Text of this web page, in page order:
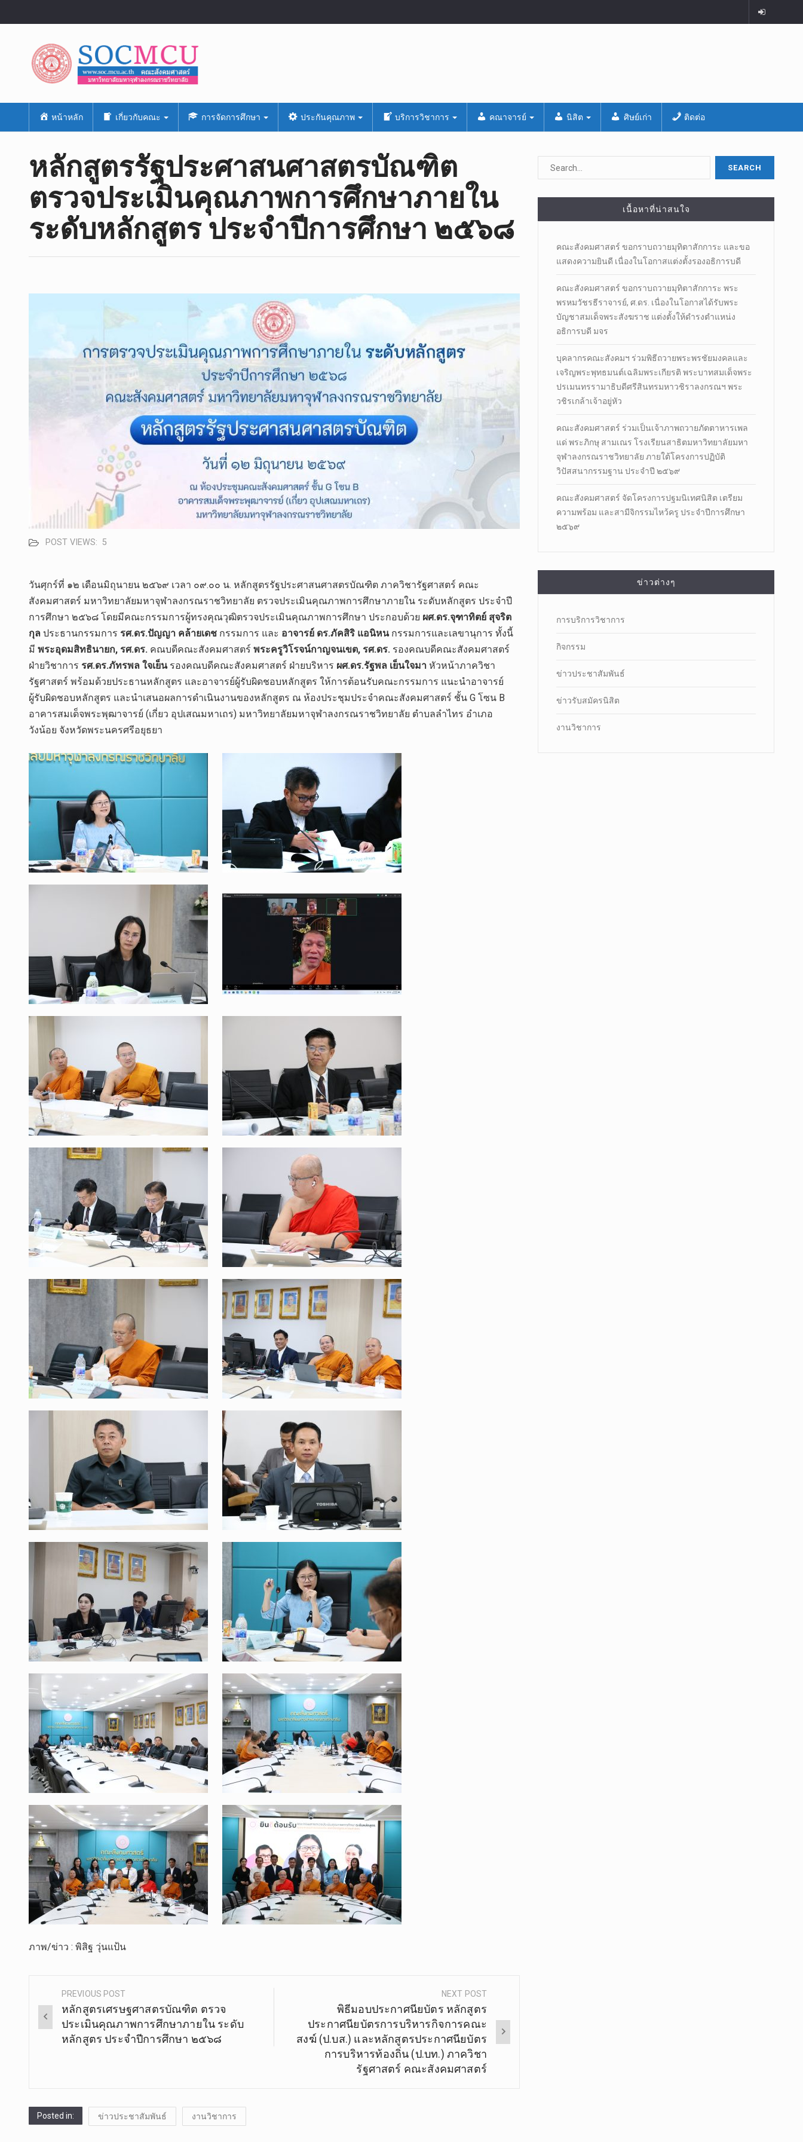
หน้าหลัก เกี่ยวกับคณะ การจัดการศึกษา ประกันคุณภาพ บริการวิชาการ คณาจารย์ นิสิต ศิษย์เก่า ติดต่อ
หลักสูตรรัฐประศาสนศาสตรบัณฑิต
ตรวจประเมินคุณภาพการศึกษาภายใน
ระดับหลักสูตร ประจำปีการศึกษา ๒๕๖๘
POST VIEWS: 5
วันศุกร์ที่ ๑๒ เดือนมิถุนายน ๒๕๖๙ เวลา ๐๙.๐๐ น. หลักสูตรรัฐประศาสนศาสตรบัณฑิต ภาควิชารัฐศาสตร์ คณะ
สังคมศาสตร์ มหาวิทยาลัยมหาจุฬาลงกรณราชวิทยาลัย ตรวจประเมินคุณภาพการศึกษาภายใน ระดับหลักสูตร ประจำปี
การศึกษา ๒๕๖๘ โดยมีคณะกรรมการผู้ทรงคุณวุฒิตรวจประเมินคุณภาพการศึกษา ประกอบด้วย ผศ.ดร.จุฑาทิตย์ สุจริต
กุล ประธานกรรมการ รศ.ดร.ปัญญา คล้ายเดช กรรมการ และ อาจารย์ ดร.ภัคสิริ แอนิหนกรรมการและเลขานุการ ทั้งนี้
มี พระอุดมสิทธินายก, รศ.ดร.​ คณบดี​คณะสังคม​ศาสตร์​ พระครูวิโรจน์กาญจนเขต, รศ.ดร. รองคณบดีคณะสังคมศาสตร์
ฝ่ายวิชาการ​ รศ.ดร.ภัทรพล ใจเย็นรองคณบดีคณะสังคมศาสตร์ ฝ่ายบริหาร ผศ.ดร.รัฐพล เย็นใจมา หัวหน้าภาควิชา
รัฐศาสตร์ พร้อมด้วยประธานหลักสูตร และอาจารย์ผู้รับผิดชอบหลักสูตร ให้การต้อนรับคณะกรรมการ แนะนำอาจารย์
ผู้รับผิดชอบหลักสูตร และนำเสนอผลการดำเนินงานของหลักสูตร ณ ห้องประชุมประจำคณะสังคมศาสตร์ ชั้น G โซน B
อาคารสมเด็จพระพุฒาจารย์ (เกี่ยว อุปเสณมหาเถร) มหาวิทยาลัยมหาจุฬาลงกรณราชวิทยาลัย ตำบลลำไทร อำเภอ
วังน้อย จังหวัดพระนครศรีอยุธยา
ภาพ/ข่าว : พิสิฐ วุ่นแป้น
Post
navigation
PREVIOUS POST
หลักสูตรเศรษฐศาสตรบัณฑิต ตรวจ
ประเมินคุณภาพการศึกษาภายใน ระดับ
หลักสูตร ประจำปีการศึกษา ๒๕๖๘
NEXT POST
พิธีมอบประกาศนียบัตร หลักสูตร
ประกาศนียบัตรการบริหารกิจการคณะ
สงฆ์ (ป.บส.) และหลักสูตรประกาศนียบัตร
การบริหารท้องถิ่น (ป.บท.) ภาควิชา
รัฐศาสตร์ คณะสังคมศาสตร์
Posted in: ข่าวประชาสัมพันธ์ งานวิชาการ
เนื้อหาที่น่าสนใจ
คณะสังคมศาสตร์ ขอกราบถวายมุทิตาสักการะ และขอ
แสดงความยินดี เนื่องในโอกาสแต่งตั้งรองอธิการบดี
คณะสังคมศาสตร์ ขอกราบถวายมุทิตาสักการะ พระ
พรหมวัชรธีราจารย์, ศ.ดร. เนื่องในโอกาสได้รับพระ
บัญชาสมเด็จพระสังฆราช แต่งตั้งให้ดำรงตำแหน่ง
อธิการบดี มจร
บุคลากรคณะสังคมฯ ร่วมพิธีถวายพระพรชัยมงคลและ
เจริญพระพุทธมนต์เฉลิมพระเกียรติ พระบาทสมเด็จพระ
ปรเมนทรรามาธิบดีศรีสินทรมหาวชิราลงกรณฯ พระ
วชิรเกล้าเจ้าอยู่หัว
คณะสังคมศาสตร์ ร่วมเป็นเจ้าภาพถวายภัตตาหารเพล
แด่ พระภิกษุ สามเณร โรงเรียนสาธิตมหาวิทยาลัยมหา
จุฬาลงกรณราชวิทยาลัย ภายใต้โครงการปฏิบัติ
วิปัสสนากรรมฐาน ประจำปี ๒๕๖๙
คณะสังคมศาสตร์ จัดโครงการปฐมนิเทศนิสิต เตรียม
ความพร้อม และสามีจิกรรมไหว้ครู ประจำปีการศึกษา
๒๕๖๙
ข่าวต่างๆ
การบริการวิชาการ
กิจกรรม
ข่าวประชาสัมพันธ์
ข่าวรับสมัครนิสิต
งานวิชาการ